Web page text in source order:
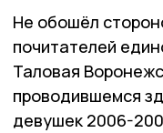
Не обошёл
почитателей
Таловая
проводившемся
девушек 2006-